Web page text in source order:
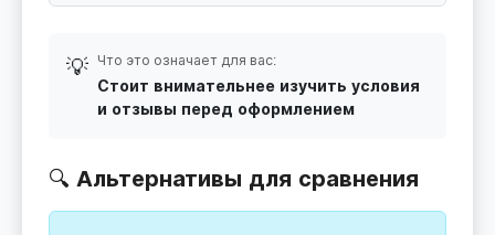
💡 Что это означает для вас:
Стоит внимательнее изучить условия
и отзывы перед оформлением
🔍 Альтернативы для сравнения